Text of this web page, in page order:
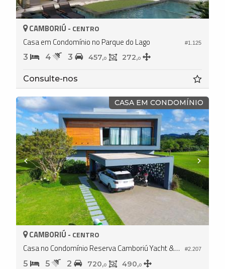
#1.125
CAMBORIÚ - CENTRO
Casa em Condomínio no Parque do Lago
3 4 3 457,0 272,0
Consulte-nos
CASA EM CONDOMÍNIO
#2.207
CAMBORIÚ - CENTRO
Casa no Condomínio Reserva Camboriú Yacht & Golf
5 5 2 720,0 490,0